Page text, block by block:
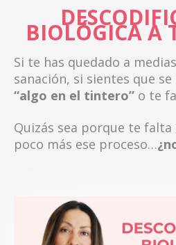
BIOLÓGICA A
Si te has quedado a
sanación, si sientes que
“algo en el tintero” o te
Quizás sea porque te
poco más ese proceso…